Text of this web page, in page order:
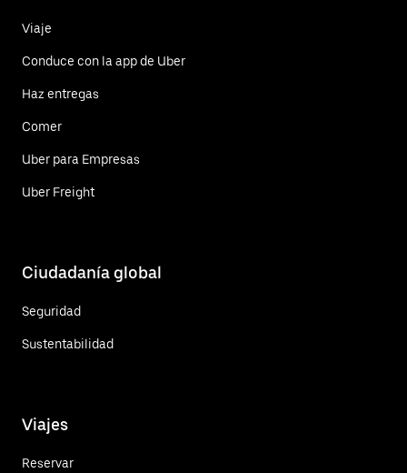
Viaje
Conduce con la app de Uber
Haz entregas
Comer
Uber para Empresas
Uber Freight
Ciudadanía global
Seguridad
Sustentabilidad
Viajes
Reservar